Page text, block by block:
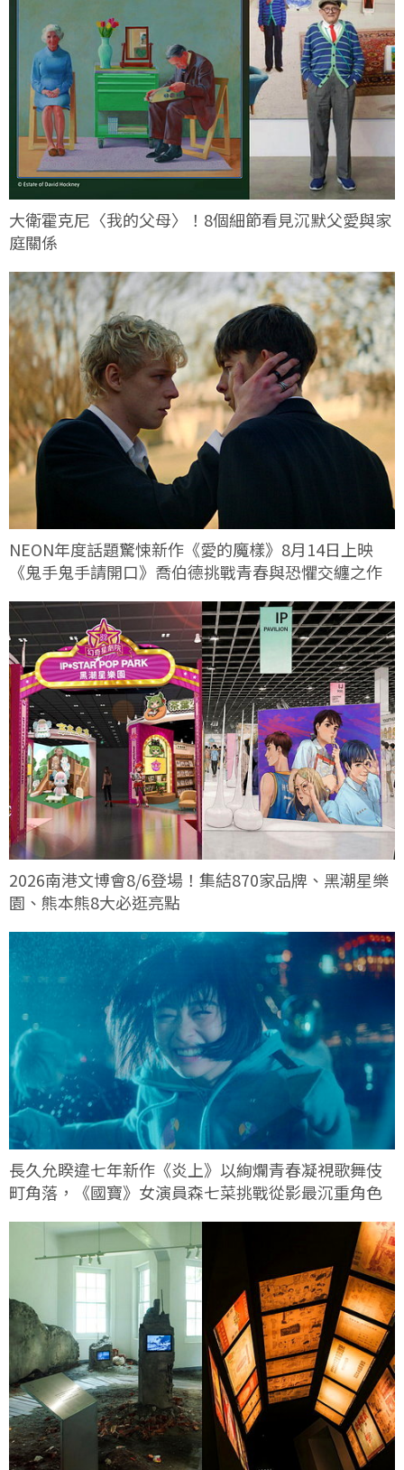
大衛霍克尼〈我的父母〉！8個細節看見沉默父愛與家
庭關係
NEON年度話題驚悚新作《愛的魔樣》8月14日上映
《鬼手鬼手請開口》喬伯德挑戰青春與恐懼交纏之作
2026南港文博會8/6登場！集結870家品牌、黑潮星樂
園、熊本熊8大必逛亮點
長久允睽違七年新作《炎上》以絢爛青春凝視歌舞伎
町角落，《國寶》女演員森七菜挑戰從影最沉重角色